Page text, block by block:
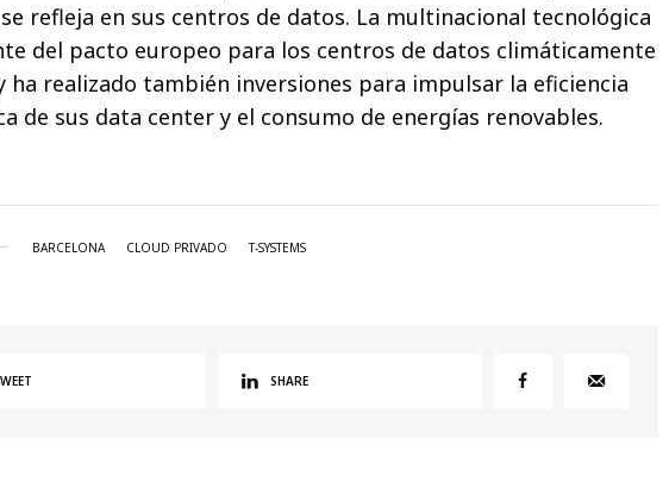
refleja en sus centros de datos. La multinacional tecnológica
del pacto europeo para los centros de datos climáticamente
ha realizado también inversiones para impulsar la eficiencia
de sus data center y el consumo de energías renovables.
BARCELONA CLOUD PRIVADO T-SYSTEMS
SHARE